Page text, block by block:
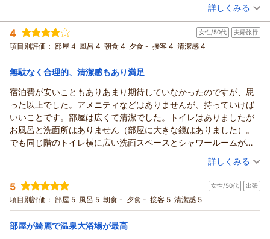
今回のお客様のプランに付きましては、無しのプランでござい
数々のご案内不足から、ご迷惑をお掛け致しました事、重ねて
お詫びを申し上げます。
今後は、頂きました貴重なご意見をもとに改善してまいりま
す。
東浦サンパーク・花の湯
支配人
（返信日：2026/01/08）
投稿者： ともさん(女性/50代)
宿泊プラン： 【スペシャルプライス】さらにお得☆アメニティ無し特価プラ
ン☆美肌温泉の利用可
和室 朝のみ
宿泊価格帯： 6,001～7,000円(大人一人あたり/税込)
詳しくみる
4 女性/50代 夫婦旅行
項目別評価： 部屋 4 風呂 4 朝食 4 夕食 - 接客 4 清潔感 4
無駄なく合理的、清潔感もあり満足
宿泊費が安いこともありあまり期待していなかったのですが、思
った以上でした。アメニティなどはありませんが、持っていけば
いいことです。部屋は広くて清潔でした。トイレはありましたが
お風呂と洗面所はありません（部屋に大きな鏡はありました）。
でも同じ階のトイレ横に広い洗面スペースとシャワールームがあ
朝ごはんは「お茶漬けバイキング」。「ご飯の友」が並び、ご飯
は各自でよそう方式。
帰りは返却ボックスに鍵を入れるだけ、チェックアウト手続きは
不要。
せていただきます。
（投稿日：2025/11/18）
宿泊時期： 2025年11月宿泊 (夫婦旅行)
投稿者： かおりさん
宿泊プラン： 【スペシャルプライス】さらにお得☆アメニティ無し特価プラ
ン☆美肌温泉の利用可
和室 朝のみ
宿泊価格帯： 4,001～5,000円(大人一人あたり/税込)
詳しくみる
5 女性/50代 出張
項目別評価： 部屋 5 風呂 5 朝食 - 夕食 - 接客 5 清潔感 5
部屋が綺麗で温泉大浴場が最高